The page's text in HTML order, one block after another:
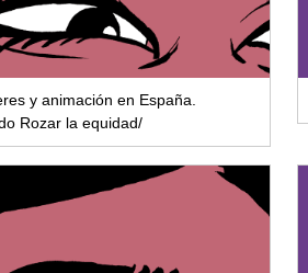
y animación en España.
Rozar la equidad/